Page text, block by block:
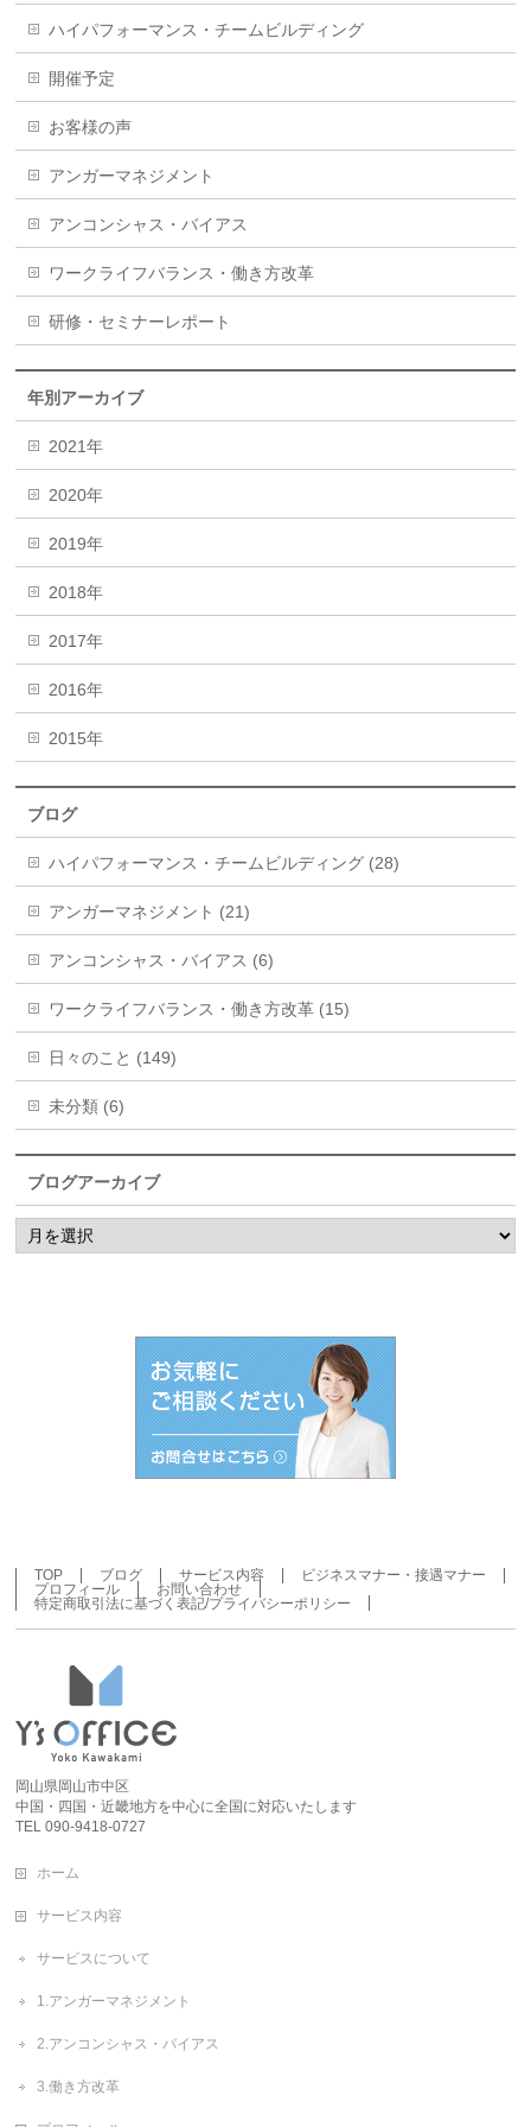
ハイパフォーマンス・チームビルディング
開催予定
お客様の声
アンガーマネジメント
アンコンシャス・バイアス
ワークライフバランス・働き方改革
研修・セミナーレポート
年別アーカイブ
2021年
2020年
2019年
2018年
2017年
2016年
2015年
ブログ
ハイパフォーマンス・チームビルディング (28)
アンガーマネジメント (21)
アンコンシャス・バイアス (6)
ワークライフバランス・働き方改革 (15)
日々のこと (149)
未分類 (6)
ブログアーカイブ
ブ
ロ
グ
TOP ブログ サービス内容
ビジネスマナー・接遇マナー
プロフィール
お問い合わせ
特定商取引法に基づく表記/プライバシーポリシー
岡山県岡山市中区
中国・四国・近畿地方を中心に全国に対応いたします
TEL 090-9418-0727
ホーム
サービス内容
サービスについて
1.アンガーマネジメント
2.アンコンシャス・バイアス
3.働き方改革